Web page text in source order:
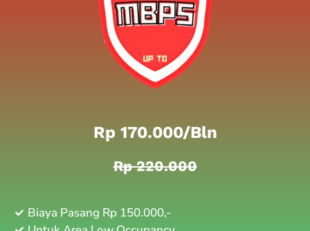
Rp 170.000/bln
Rp 220.000
Biaya Pasang Rp 150.000,-